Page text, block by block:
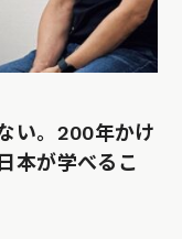
い。200年かけ
本が学べるこ